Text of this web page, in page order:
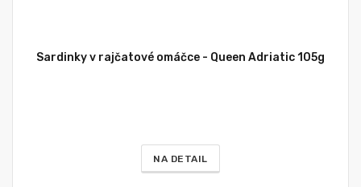
Sardinky v rajčatové omáčce - Queen Adriatic 105g
NA DETAIL